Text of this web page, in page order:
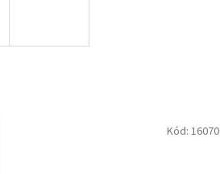
Kód: 16070